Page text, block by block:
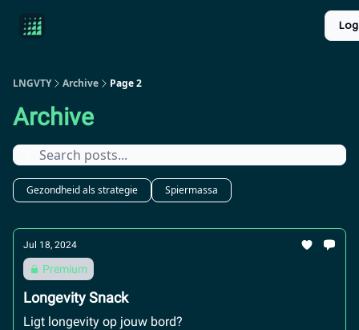
LNGVTY Archive Page 2
Archive
Gezondheid als strategie Spiermassa
Jul 18, 2024
Premium
Longevity Snack
Ligt longevity op jouw bord?